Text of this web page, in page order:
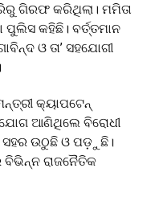
ଗିରଫ କରିଥିଲା। ମମିତା
କହିଛି। ବର୍ତ୍ତମାନ
ଓ ତା’ ସହଯୋଗୀ
କ୍ୟାପଟେନ୍‌
ଆଣିଥିଲେ ବିରୋଧୀ
ସହର ଉଠୁଛି ଓ ପଡ଼ୁଛି।
ରାଜନୈତିକ